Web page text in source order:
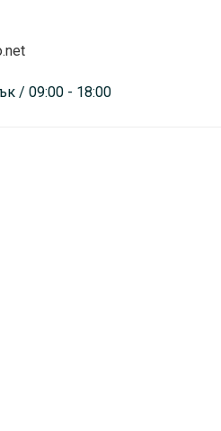
/ 09:00 - 18:00